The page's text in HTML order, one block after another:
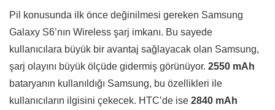
Pil konusunda ilk önce değinilmesi gereken Samsung
Galaxy S6’nın Wireless şarj imkanı. Bu sayede
kullanıcılara büyük bir avantaj sağlayacak olan Samsung,
şarj olayını büyük ölçüde gidermiş görünüyor. 2550 mAh
bataryanın kullanıldığı Samsung, bu özellikleri ile
kullanıcıların ilgisini çekecek. HTC’de ise 2840 mAh